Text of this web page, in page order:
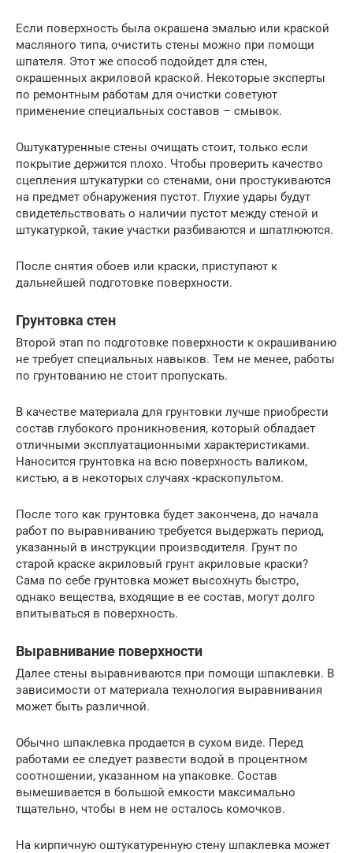
Если поверхность была окрашена эмалью или краской
масляного типа, очистить стены можно при помощи
шпателя. Этот же способ подойдет для стен,
окрашенных акриловой краской. Некоторые эксперты
по ремонтным работам для очистки советуют
применение специальных составов – смывок.
Оштукатуренные стены очищать стоит, только если
покрытие держится плохо. Чтобы проверить качество
сцепления штукатурки со стенами, они простукиваются
на предмет обнаружения пустот. Глухие удары будут
свидетельствовать о наличии пустот между стеной и
штукатуркой, такие участки разбиваются и шпатлюются.
После снятия обоев или краски, приступают к
дальнейшей подготовке поверхности.
Грунтовка стен
Второй этап по подготовке поверхности к окрашиванию
не требует специальных навыков. Тем не менее, работы
по грунтованию не стоит пропускать.
В качестве материала для грунтовки лучше приобрести
состав глубокого проникновения, который обладает
отличными эксплуатационными характеристиками.
Наносится грунтовка на всю поверхность валиком,
кистью, а в некоторых случаях -краскопультом.
После того как грунтовка будет закончена, до начала
работ по выравниванию требуется выдержать период,
указанный в инструкции производителя. Грунт по
старой краске акриловый грунт акриловые краски?
Сама по себе грунтовка может высохнуть быстро,
однако вещества, входящие в ее состав, могут долго
впитываться в поверхность.
Выравнивание поверхности
Далее стены выравниваются при помощи шпаклевки. В
зависимости от материала технология выравнивания
может быть различной.
Обычно шпаклевка продается в сухом виде. Перед
работами ее следует развести водой в процентном
соотношении, указанном на упаковке. Состав
вымешивается в большой емкости максимально
тщательно, чтобы в нем не осталось комочков.
На кирпичную оштукатуренную стену шпаклевка может